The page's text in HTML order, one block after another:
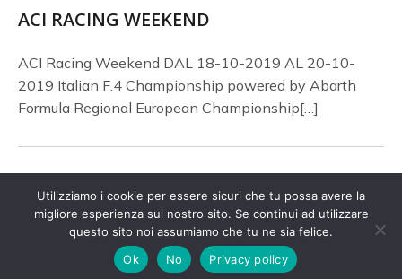
ACI RACING WEEKEND
ACI Racing Weekend DAL 18-10-2019 AL 20-10-
2019 Italian F.4 Championship powered by Abarth
Formula Regional European Championship[…]
© 2026 Amici Autodromo. Created with
using
WordPress andKubio
Utilizziamo i cookie per essere sicuri che tu possa avere la
migliore esperienza sul nostro sito. Se continui ad utilizzare
questo sito noi assumiamo che tu ne sia felice.
Ok
No Privacy policy